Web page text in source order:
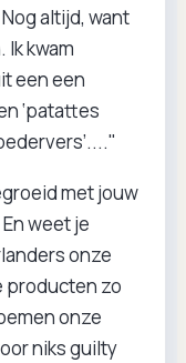
altijd, want
kwam
een een
‘patattes
met jouw
weet je
onze
producten zo
onze
niks guilty